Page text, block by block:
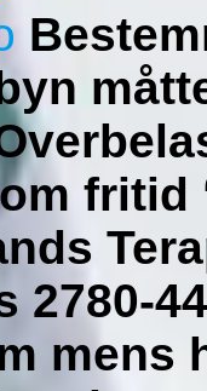
fritid
2780-
mens